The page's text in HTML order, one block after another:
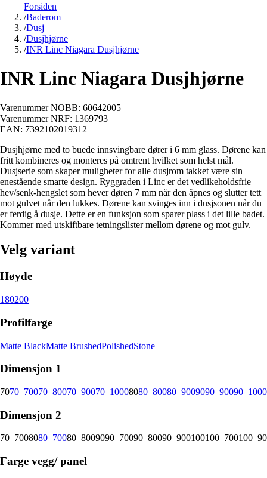
Forsiden
/Baderom
/Dusj
/Dusjhjørne
/INR Linc Niagara Dusjhjørne
INR Linc Niagara Dusjhjørne
Varenummer NOBB: 60642005
Varenummer NRF: 1369793
EAN: 7392102019312
Dusjhjørne med to buede innsvingbare dører i 6 mm glass. Dørene kan
fritt kombineres og monteres på omtrent hvilket som helst mål.
Dusjserie som skaper muligheter for alle dusjrom takket være sin
enestående smarte design. Ryggraden i Linc er det vedlikeholdsfrie
hev/senk-hengslet som hever døren 7 mm når den åpnes og slutter tett
mot gulvet når den lukkes. Dørene kan svinges inn i dusjsonen når du
er ferdig å dusje. Dette er en funksjon som sparer plass i det lille badet.
Kommer med utskiftbare tetningslister mellom dørene og mot gulv.
Velg variant
Høyde
180200
Profilfarge
Matte BlackMatte BrushedPolishedStone
Dimensjon 1
7070_70070_80070_90070_10008080_80080_9009090_90090_1000
Dimensjon 2
70_7008080_70080_8009090_70090_80090_900100100_700
Farge vegg/ panel